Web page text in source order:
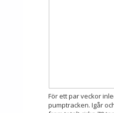
För ett par veckor
pumptracken. Igår